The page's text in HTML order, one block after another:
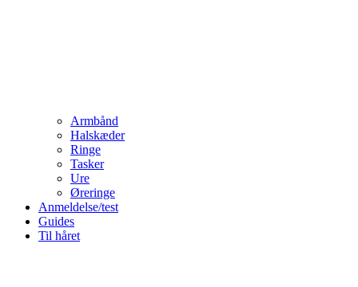
Armbånd
Halskæder
Ringe
Tasker
Ure
Øreringe
Anmeldelse/test
Guides
Til håret